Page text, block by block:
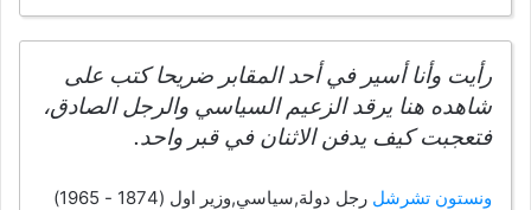
رأيت وأنا أسير في أحد المقابر ضريحا كتب على
شاهده هنا يرقد الزعيم السياسي والرجل الصادق،
فتعجبت كيف يدفن الاثنان في قبر واحد.
ونستون تشرشل رجل دولة,سياسي,وزير اول (1874 - 1965)